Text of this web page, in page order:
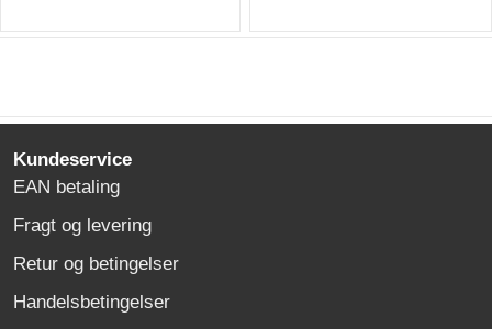
Kundeservice
EAN betaling
Fragt og levering
Retur og betingelser
Handelsbetingelser